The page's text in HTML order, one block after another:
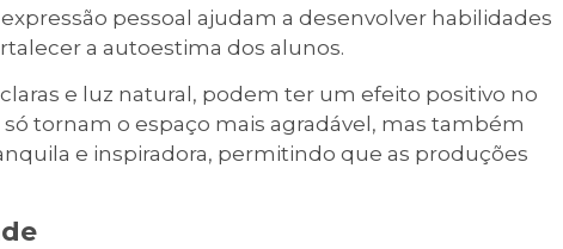
pessoal ajudam a desenvolver habilidades
a autoestima dos alunos.
e luz natural, podem ter um efeito positivo no
tornam o espaço mais agradável, mas também
e inspiradora, permitindo que as produções